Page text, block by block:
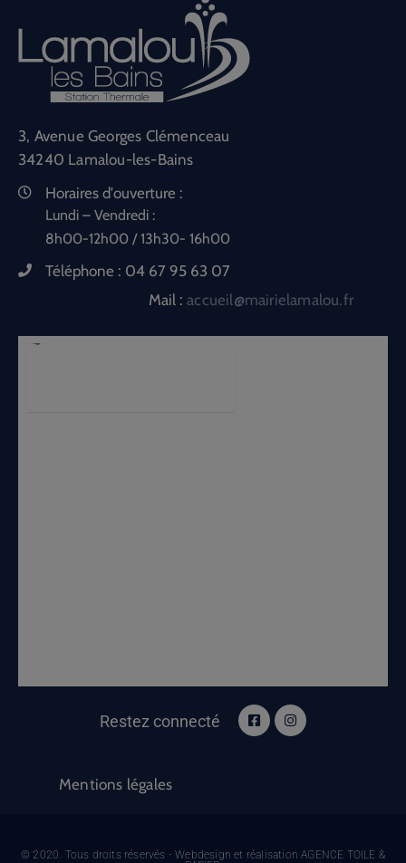
3, Avenue Georges Clémenceau
34240 Lamalou-les-Bains
Horaires d'ouverture :
Lundi – Vendredi :
8h00-12h00 / 13h30- 16h00
Téléphone : 04 67 95 63 07
Mail :accueil@mairielamalou.fr
Restez connecté
Mentions légales
© 2020. Tous droits réservés - Webdesign et réalisation AGENCE TOILE &